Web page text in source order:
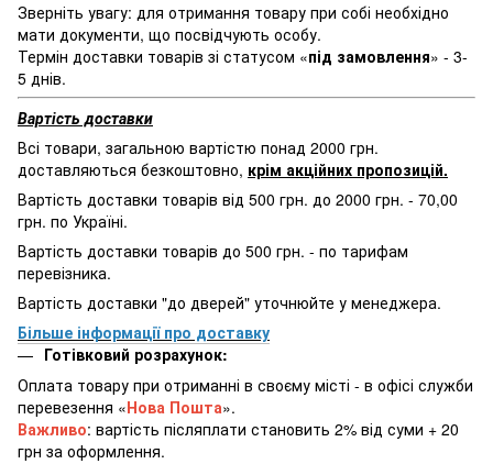
Зверніть увагу: для отримання товару при собі необхідно
мати документи, що посвідчують особу.
Термін доставки товарів зі статусом «під замовлення» - 3-
5 днів.
Вартість доставки
Всі товари, загальною вартістю понад 2000 грн.
доставляються безкоштовно, крім акційних пропозицій.
Вартість доставки товарів від 500 грн. до 2000 грн. - 70,00
грн. по Україні.
Вартість доставки товарів до 500 грн. - по тарифам
перевізника.
Вартість доставки "до дверей" уточнюйте у менеджера.
Більше інформації про доставку
Готівковий розрахунок:
Оплата товару при отриманні в своєму місті - в офісі служби
перевезення «Нова Пошта».
Важливо: вартість післяплати становить 2% від суми + 20
грн за оформлення.